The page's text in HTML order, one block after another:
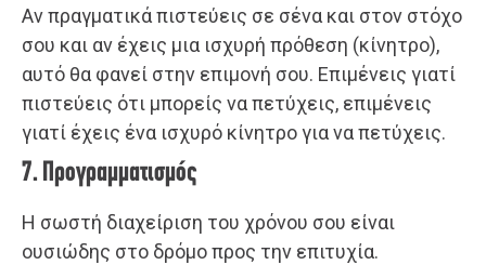
Αν πραγματικά πιστεύεις σε σένα και στον στόχο
σου και αν έχεις μια ισχυρή πρόθεση (κίνητρο),
αυτό θα φανεί στην επιμονή σου. Επιμένεις γιατί
πιστεύεις ότι μπορείς να πετύχεις, επιμένεις
γιατί έχεις ένα ισχυρό κίνητρο για να πετύχεις.
7. Προγραμματισμός
Η σωστή διαχείριση του χρόνου σου είναι
ουσιώδης στο δρόμο προς την επιτυχία.